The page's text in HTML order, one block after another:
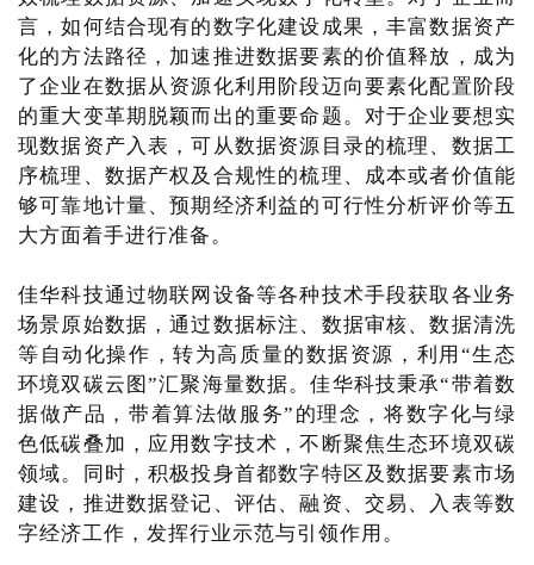
言，如何结合现有的数字化建设成果，丰富数据资产
化的方法路径，加速推进数据要素的价值释放，成为
了企业在数据从资源化利用阶段迈向要素化配置阶段
的重大变革期脱颖而出的重要命题。对于企业要想实
现数据资产入表，可从数据资源目录的梳理、数据工
序梳理、数据产权及合规性的梳理、成本或者价值能
够可靠地计量、预期经济利益的可行性分析评价等五
大方面着手进行准备。
佳华科技通过物联网设备等各种技术手段获取各业务
场景原始数据，通过数据标注、数据审核、数据清洗
等自动化操作，转为高质量的数据资源，利用“生态
环境双碳云图”汇聚海量数据。佳华科技秉承“带着数
据做产品，带着算法做服务”的理念，将数字化与绿
色低碳叠加，应用数字技术，不断聚焦生态环境双碳
领域。同时，积极投身首都数字特区及数据要素市场
建设，推进数据登记、评估、融资、交易、入表等数
字经济工作，发挥行业示范与引领作用。